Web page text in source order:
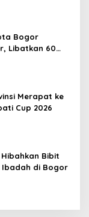
Bogor
Libatkan 60
Merapat ke
Cup 2026
Bibit
Ibadah di Bogor